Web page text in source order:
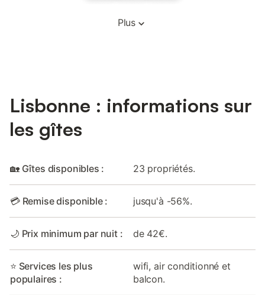
Plus
Lisbonne : informations sur
les gîtes
🏡 Gîtes disponibles : 23 propriétés.
💳 Remise disponible : jusqu'à -56%.
🌙 Prix minimum par nuit : de 42€.
⭐ Services les plus
populaires :
wifi, air conditionné et
balcon.